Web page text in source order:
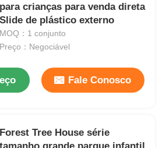
de diversões
para crianças para venda direta
Slide de plástico externo
MOQ：1 conjunto
Preço：Negociável
Fale Conosco
Forest Tree House série
tamanho grande parque infantil